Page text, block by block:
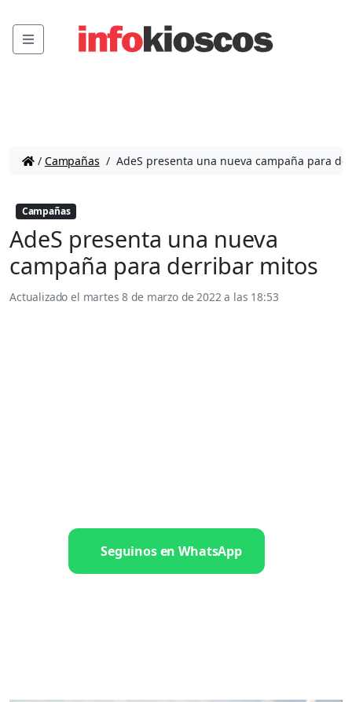
Menu
/ Campañas / AdeS presenta una nueva campaña para
Campañas
AdeS presenta una nueva
campaña para derribar mitos
Actualizado el martes 8 de marzo de 2022 a las 18:53
Seguinos en WhatsApp